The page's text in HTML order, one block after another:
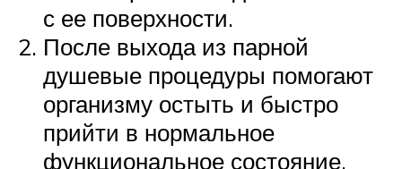
с ее поверхности.
После выхода из парной
душевые процедуры помогают
организму остыть и быстро
прийти в нормальное
функциональное состояние.